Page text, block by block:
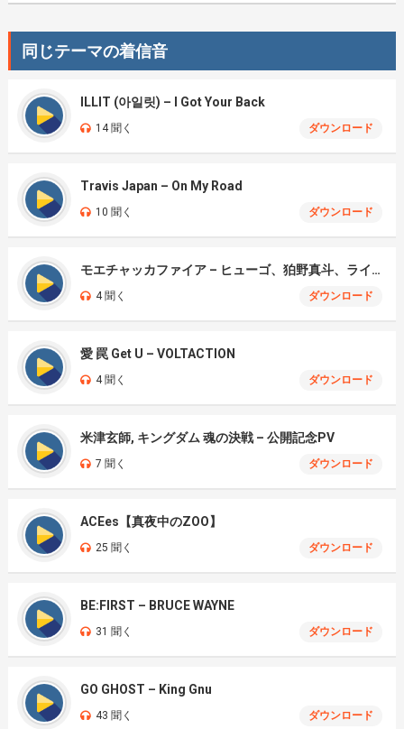
同じテーマの着信音
ILLIT (아일릿) – I Got Your Back
14 聞く ダウンロード
Travis Japan – On My Road
10 聞く ダウンロード
モエチャッカファイア – ヒューゴ、狛野真斗、ライト、セヴェリアン (Cover )
4 聞く ダウンロード
愛 罠 Get U – VOLTACTION
4 聞く ダウンロード
米津玄師, キングダム 魂の決戦 – 公開記念PV
7 聞く ダウンロード
ACEes【真夜中のZOO】
25 聞く ダウンロード
BE:FIRST – BRUCE WAYNE
31 聞く ダウンロード
GO GHOST – King Gnu
43 聞く ダウンロード